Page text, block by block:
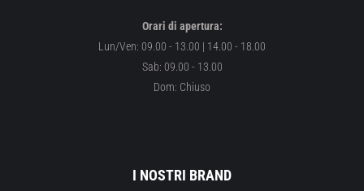
Orari di apertura:
Lun/Ven: 09.00 - 13.00 | 14.00 - 18.00
Sab: 09.00 - 13.00
Dom: Chiuso
I NOSTRI BRAND